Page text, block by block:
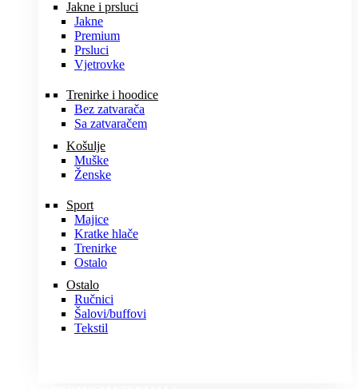
Jakne i prsluci
Jakne
Premium
Prsluci
Vjetrovke
Trenirke i hoodice
Bez zatvarača
Sa zatvaračem
Košulje
Muške
Ženske
Sport
Majice
Kratke hlače
Trenirke
Ostalo
Ostalo
Ručnici
Šalovi/buffovi
Tekstil